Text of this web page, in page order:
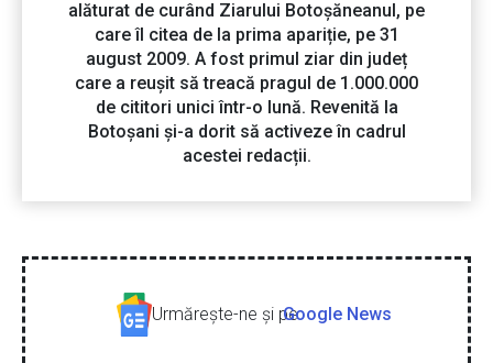
alăturat de curând Ziarului Botoșăneanul, pe
care îl citea de la prima apariție, pe 31
august 2009. A fost primul ziar din județ
care a reușit să treacă pragul de 1.000.000
de cititori unici într-o lună. Revenită la
Botoșani și-a dorit să activeze în cadrul
acestei redacții.
Urmăreşte-ne şi peGoogle News